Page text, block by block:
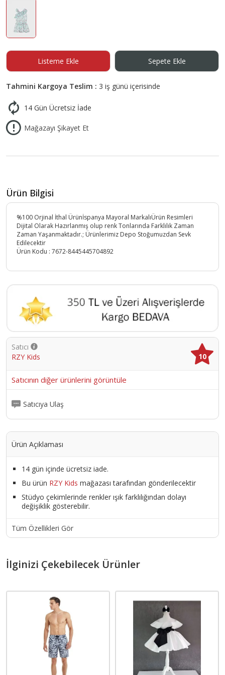
Listeme Ekle Sepete Ekle
Tahmini Kargoya Teslim : 3 iş günü içerisinde
14 Gün Ücretsiz İade
Mağazayı Şikayet Et
Ürün Bilgisi
%100 Orjinal İthal Ürünİspanya Mayoral MarkalıÜrün Resimleri
Dijital Olarak Hazırlanmış olup renk Tonlarında Farklılık Zaman
Zaman Yaşanmaktadır.; Ürünlerimiz Depo Stoğumuzdan Sevk
Edilecektir
Ürün Kodu : 7672-8445445704892
Satıcı
RZY Kids
10
Satıcının diğer ürünlerini görüntüle
Satıcıya Ulaş
Ürün Açıklaması
14 gün içinde ücretsiz iade.
Bu ürün RZY Kids mağazası tarafından gönderilecektir
Stüdyo çekimlerinde renkler ışık farklılığından dolayı
değişiklik gösterebilir.
Tüm Özellikleri Gör
İlginizi Çekebilecek Ürünler